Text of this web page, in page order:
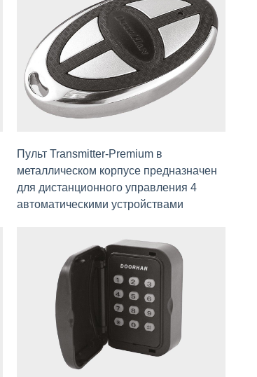
Пульт Transmitter-Premium в
металлическом корпусе предназначен
для дистанционного управления 4
автоматическими устройствами